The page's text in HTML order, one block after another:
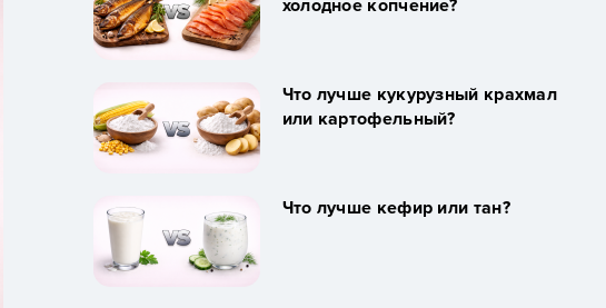
холодное копчение?
Что лучше кукурузный крахмал
или картофельный?
Что лучше кефир или тан?